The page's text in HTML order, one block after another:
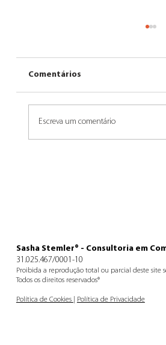
Um dia dá certo
Comentários
Escreva um comentário
Sasha Stemler® - Consultoria em
31.025.467/0001-10
Proibida a reprodução total ou parcial deste site
Todos os direitos reservados®
Política de Cookies Política de Privacidade